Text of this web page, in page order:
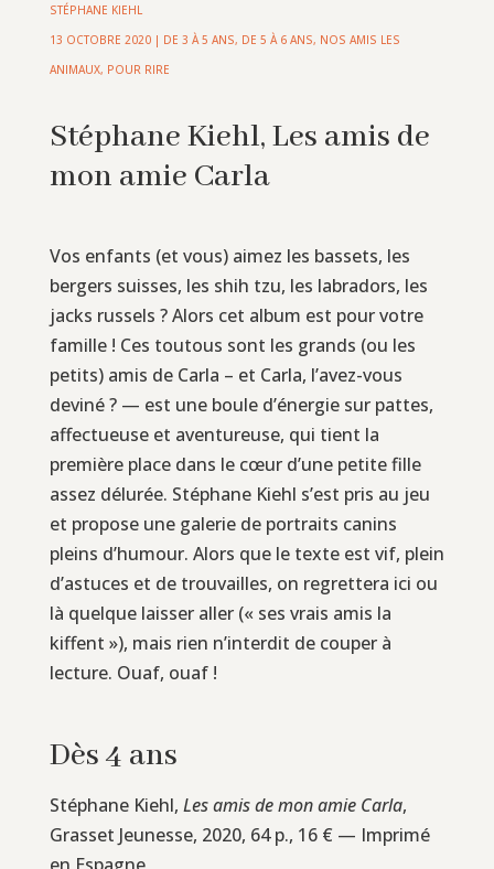
STÉPHANE KIEHL
13 OCTOBRE 2020| DE 3 À 5 ANS, DE 5 À 6 ANS, NOS AMIS LES
ANIMAUX, POUR RIRE
Stéphane Kiehl, Les amis de
mon amie Carla
Vos enfants (et vous) aimez les bassets, les
bergers suisses, les shih tzu, les labradors, les
jacks russels ? Alors cet album est pour votre
famille ! Ces toutous sont les grands (ou les
petits) amis de Carla – et Carla, l’avez-vous
deviné ? — est une boule d’énergie sur pattes,
affectueuse et aventureuse, qui tient la
première place dans le cœur d’une petite fille
assez délurée. Stéphane Kiehl s’est pris au jeu
et propose une galerie de portraits canins
pleins d’humour. Alors que le texte est vif, plein
d’astuces et de trouvailles, on regrettera ici ou
là quelque laisser aller (« ses vrais amis la
kiffent »), mais rien n’interdit de couper à
lecture. Ouaf, ouaf !
Dès 4 ans
Stéphane Kiehl, Les amis de mon amie Carla,
Grasset Jeunesse, 2020, 64 p., 16 € — Imprimé